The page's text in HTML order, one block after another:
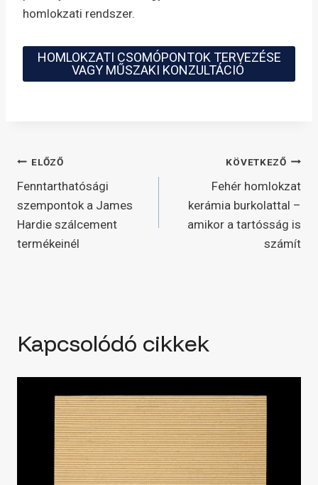
homlokzati rendszer.
HOMLOKZATI CSOMÓPONTOK TERVEZÉSE
VAGY MŰSZAKI KONZULTÁCIÓ
Bejegyzés
navigáció
ELŐZŐ
Fenntarthatósági
szempontok a James
Hardie szálcement
termékeinél
KÖVETKEZŐ
Fehér homlokzat
kerámia burkolattal –
amikor a tartósság is
számít
Kapcsolódó cikkek